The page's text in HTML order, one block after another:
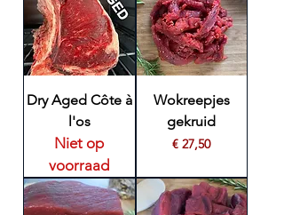
Dry Aged Côte à
l'os
Niet op
voorraad
Wokreepjes
gekruid
Prijs
€ 27,50